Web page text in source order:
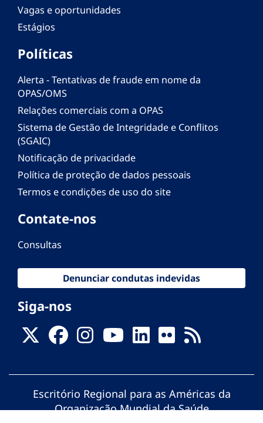
Vagas e oportunidades
Estágios
Políticas
Alerta - Tentativas de fraude em nome da
OPAS/OMS
Relações comerciais com a OPAS
Sistema de Gestão de Integridade e Conflitos
(SGAIC)
Notificação de privacidade
Política de proteção de dados pessoais
Termos e condições de uso do site
Contate-nos
Consultas
Denunciar condutas indevidas
Siga-nos
Escritório Regional para as Américas da
Organização Mundial da Saúde